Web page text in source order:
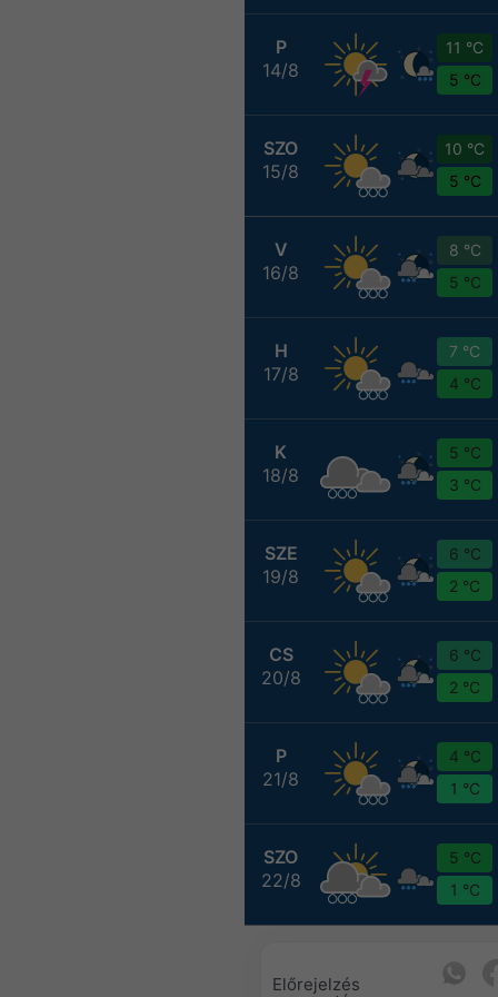
P
14/8
11 °C
5 °C
SZO
15/8
10 °C
5 °C
V
16/8
8 °C
5 °C
H
17/8
7 °C
4 °C
K
18/8
5 °C
3 °C
SZE
19/8
6 °C
2 °C
CS
20/8
6 °C
2 °C
P
21/8
4 °C
1 °C
SZO
22/8
5 °C
1 °C
Előrejelzés